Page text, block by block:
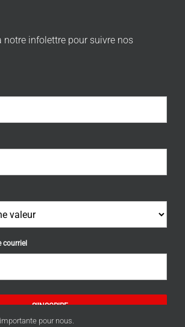
notre infolettre pour suivre nos
courriel
S'INSCRIRE
pour nous.